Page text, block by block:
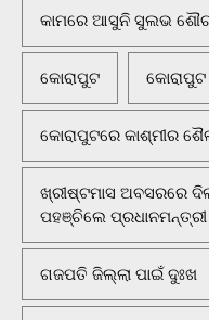
କାମରେ ଆସୁନି ସୁଲଭ
କୋରାପୁଟ
କୋରାପୁଟରେ କାଶ୍ମୀର
ଖ୍ରୀଷ୍ଟମାସ ଅବସରରେ
ପହଞ୍ଚିଲେ
ଗଜପତି ଜିଲ୍ଲା ପାଇଁ ଦୁଃଖ